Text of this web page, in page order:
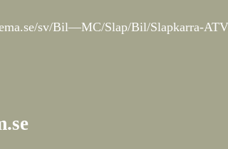
sv/Bil—MC/Slap/Bil/Slapkarra-